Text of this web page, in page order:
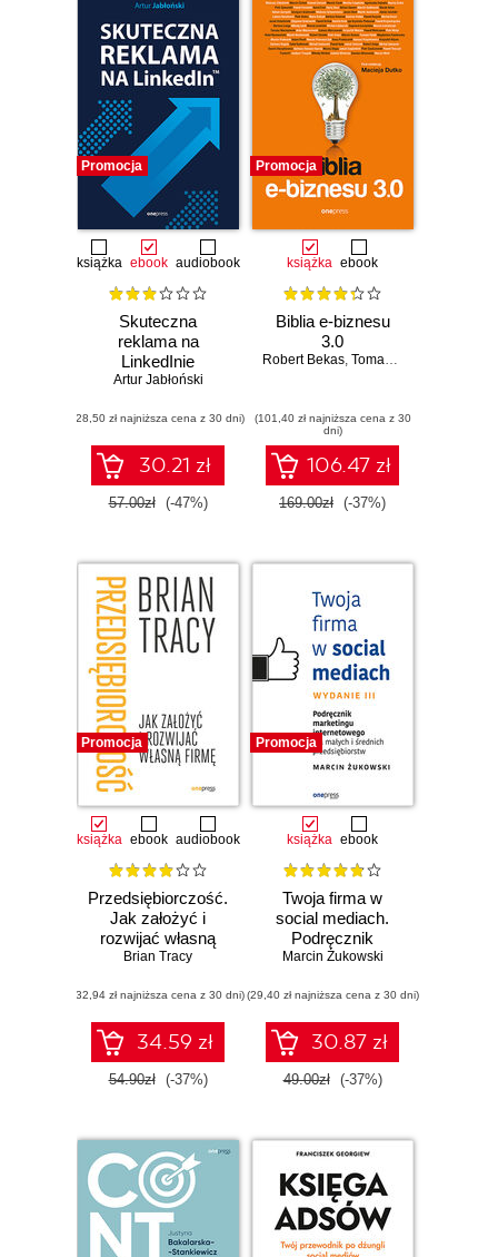
Promocja
książka ebook audiobook
Skuteczna
reklama na
LinkedInie
Artur Jabłoński
(28,50 zł najniższa cena z 30 dni)
30.21 zł
57.00zł (-47%)
Promocja
książka ebook
Biblia e-biznesu
3.0
Robert Bekas, Tomasz Burcon
(101,40 zł najniższa cena z 30
dni)
106.47 zł
169.00zł (-37%)
Promocja
książka ebook audiobook
Przedsiębiorczość.
Jak założyć i
rozwijać własną
firmę
Brian Tracy
(32,94 zł najniższa cena z 30 dni)
34.59 zł
54.90zł (-37%)
Promocja
książka ebook
Twoja firma w
social mediach.
Podręcznik
marketingu
małych i średnich
przedsiębiorstw.
Wydanie III
Marcin Żukowski
(29,40 zł najniższa cena z 30 dni)
30.87 zł
49.00zł (-37%)